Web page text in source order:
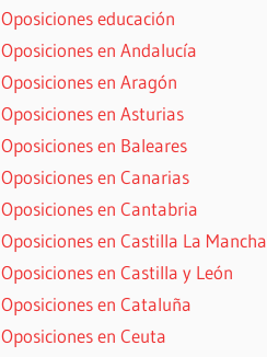
Oposiciones educación
Oposiciones en Andalucía
Oposiciones en Aragón
Oposiciones en Asturias
Oposiciones en Baleares
Oposiciones en Canarias
Oposiciones en Cantabria
Oposiciones en Castilla La Mancha
Oposiciones en Castilla y León
Oposiciones en Cataluña
Oposiciones en Ceuta